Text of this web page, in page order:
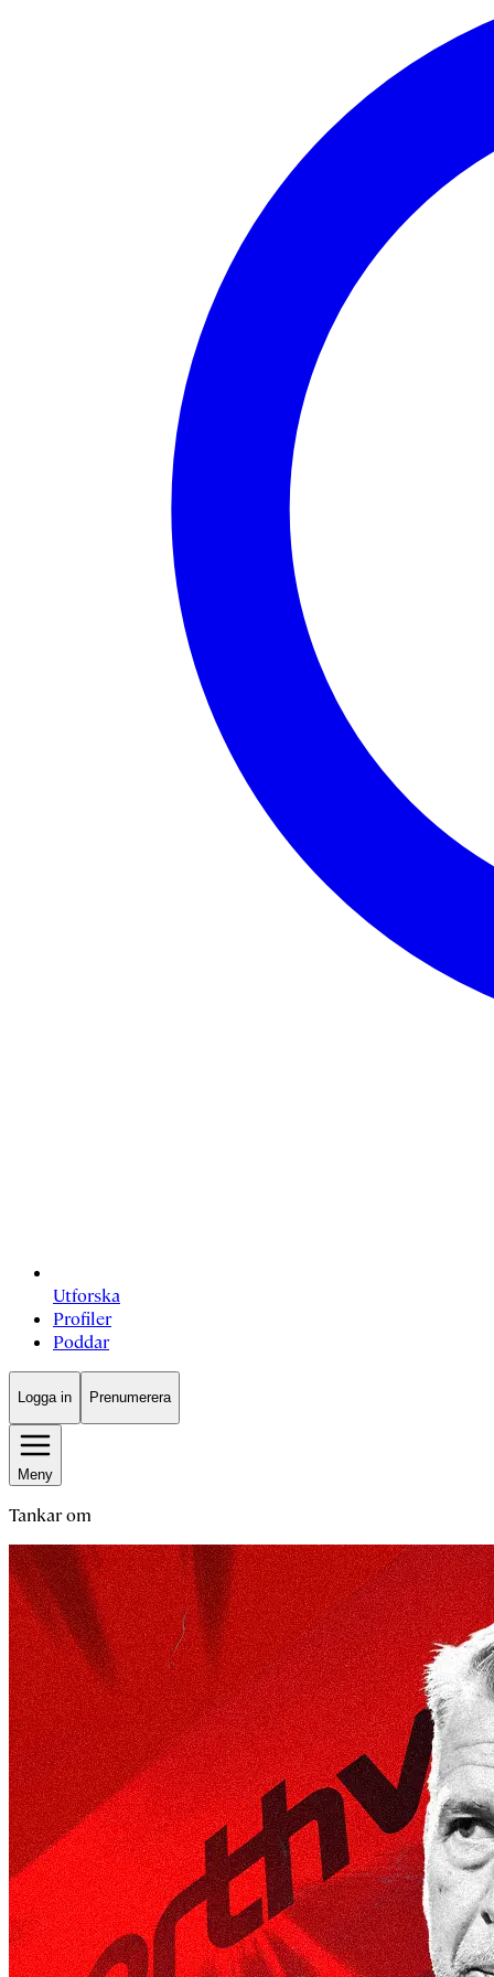
Utforska
Profiler
Poddar
Logga in Prenumerera
Meny
Tankar om